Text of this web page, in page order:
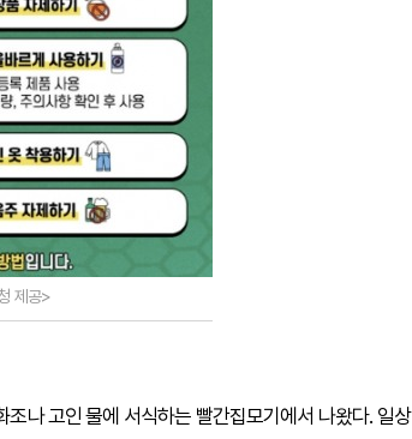
제공>
나 고인 물에 서식하는 빨간집모기에서 나왔다. 일상